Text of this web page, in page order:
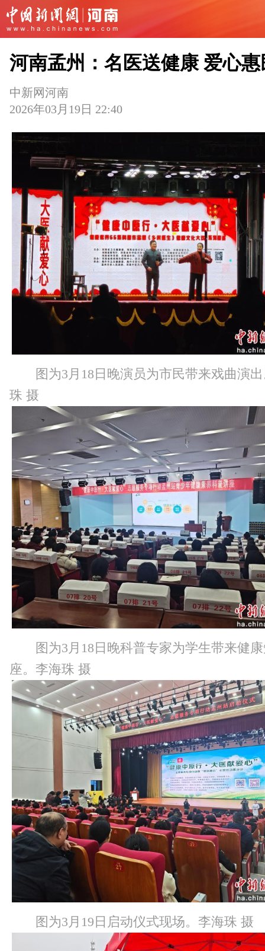
河南孟州：名医送健康 爱心惠
中新网河南
2026年03月19日 22:40
图为3月18日晚演员为市民带来戏曲演
珠 摄
图为3月18日晚科普专家为学生带来健
座。李海珠 摄
图为3月19日启动仪式现场。李海珠 摄